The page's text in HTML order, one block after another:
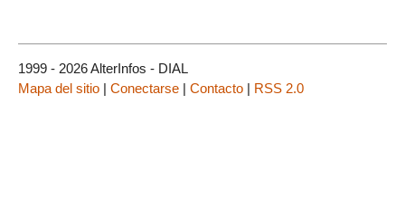
1999 - 2026 AlterInfos - DIAL
Mapa del sitio | Conectarse | Contacto | RSS 2.0